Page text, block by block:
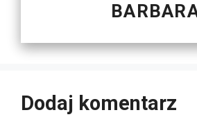
Dodaj komentarz